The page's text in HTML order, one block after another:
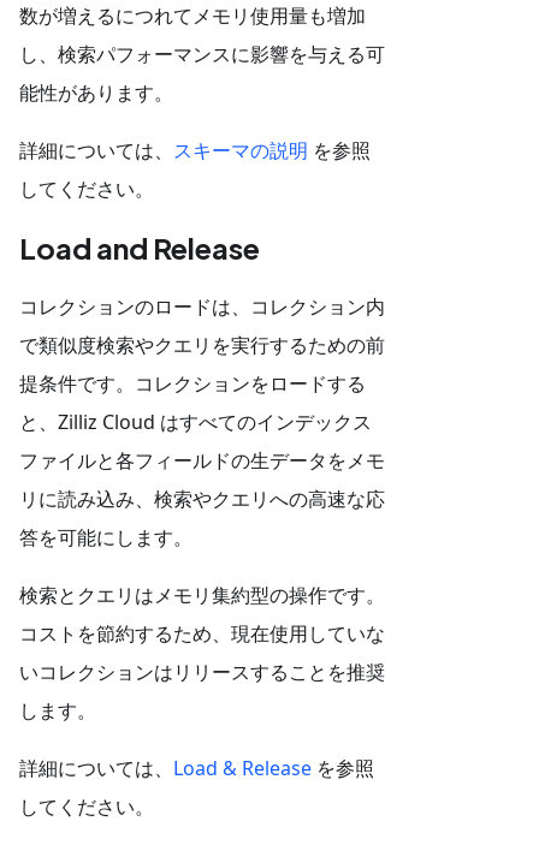
数が増えるにつれてメモリ使用量も増加
し、検索パフォーマンスに影響を与える可
能性があります。
詳細については、 スキーマの説明 を参照
してください。
Load and Release
コレクションのロードは、コレクション内
で類似度検索やクエリを実行するための前
提条件です。コレクションをロードする
と、Zilliz Cloud はすべてのインデックス
ファイルと各フィールドの生データをメモ
リに読み込み、検索やクエリへの高速な応
答を可能にします。
検索とクエリはメモリ集約型の操作です。
コストを節約するため、現在使用していな
いコレクションはリリースすることを推奨
します。
詳細については、 Load & Release を参照
してください。